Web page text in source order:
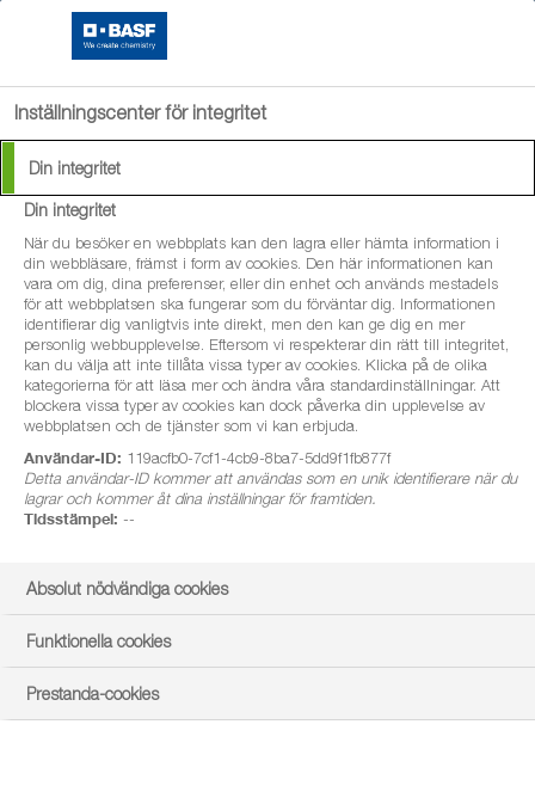
Inställningscenter för integritet
Din integritet
Din integritet
När du besöker en webbplats kan den lagra eller hämta information i
din webbläsare, främst i form av cookies. Den här informationen kan
vara om dig, dina preferenser, eller din enhet och används mestadels
för att webbplatsen ska fungerar som du förväntar dig. Informationen
identifierar dig vanligtvis inte direkt, men den kan ge dig en mer
personlig webbupplevelse. Eftersom vi respekterar din rätt till integritet,
kan du välja att inte tillåta vissa typer av cookies. Klicka på de olika
kategorierna för att läsa mer och ändra våra standardinställningar. Att
blockera vissa typer av cookies kan dock påverka din upplevelse av
webbplatsen och de tjänster som vi kan erbjuda.
Användar-ID: 119acfb0-7cf1-4cb9-8ba7-5dd9f1fb877f
Detta användar-ID kommer att användas som en unik identifierare när du
lagrar och kommer åt dina inställningar för framtiden.
Tidsstämpel: --
Absolut nödvändiga cookies
Funktionella cookies
Prestanda-cookies